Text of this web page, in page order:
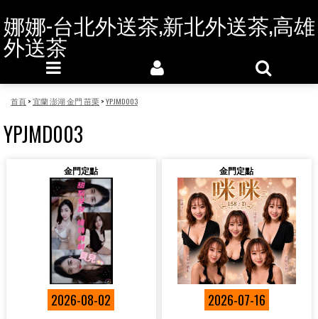
娜娜-台北外送茶,新北外送茶,高雄
外送茶
首頁>宜蘭 澎湖 金門 苗栗>YPJMD003
YPJMD003
金門定點
2026-08-02
金門定點
2026-07-16